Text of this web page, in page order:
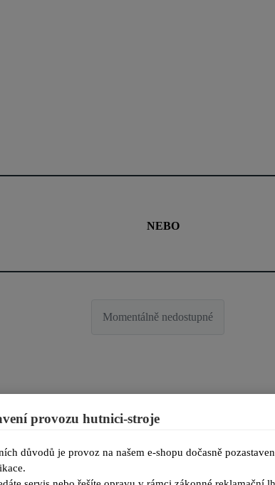
NEBO
Momentálně nedostupné
provozu hutnici-stroje
důvodů je provoz na našem e-shopu dočasně